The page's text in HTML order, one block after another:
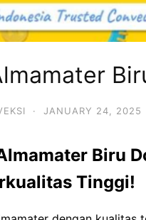
· JANUARY 24, 2025
Biru
Tinggi!